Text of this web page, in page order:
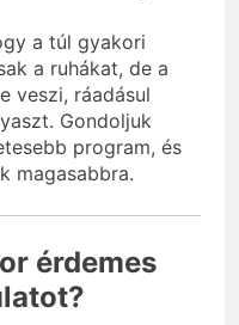
a túl gyakori
a ruhákat, de a
veszi, ráadásul
Gondoljuk
program, és
magasabbra.
érdemes